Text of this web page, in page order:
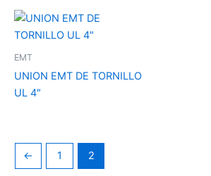
EMT
UNION EMT DE TORNILLO
UL 4″
← 1 2